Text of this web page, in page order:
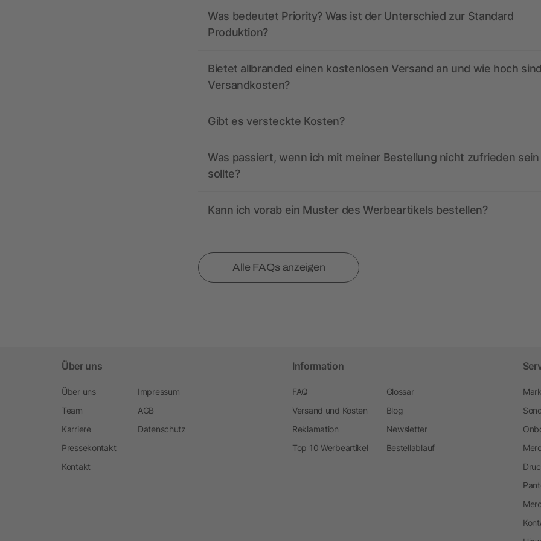
Was bedeutet Priority? Was ist der Unterschied zur Standard
Produktion?
Bietet allbranded einen kostenlosen Versand an und wie hoch
Versandkosten?
Gibt es versteckte Kosten?
Was passiert, wenn ich mit meiner Bestellung nicht zufrieden sein
sollte?
Kann ich vorab ein Muster des Werbeartikels bestellen?
Alle FAQs anzeigen
Über uns
Über uns
Team
Karriere
Pressekontakt
Kontakt
Impressum
AGB
Datenschutz
Information
FAQ
Versand und Kosten
Reklamation
Top 10 Werbeartikel
Glossar
Blog
Newsletter
Bestellablauf